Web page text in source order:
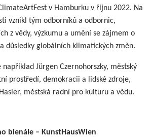
v Hamburku v říjnu 2022. Na
vznikl tým odborníků a odbornic,
z vědy, výzkumu a umění se zájmem o
důsledky globálních klimatických změn.
Jürgen Czernohorszky, městský
prostředí, demokracii a lidské zdroje,
městská radní pro kulturu a vědu.
bienále – KunstHausWien